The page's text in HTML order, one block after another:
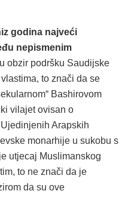
godina najveći
nepismenim
obzir podršku Saudijske
to znači da se
Bashirovom
vilajet ovisan o
Arapskih
monarhije u sukobu s
utjecaj Muslimanskog
to ne znači da je
da su ove